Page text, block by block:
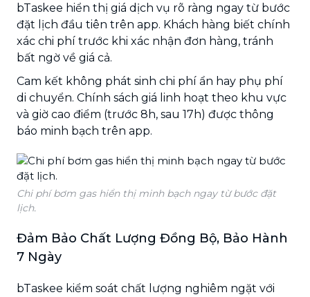
bTaskee hiển thị giá dịch vụ rõ ràng ngay từ bước
đặt lịch đầu tiên trên app. Khách hàng biết chính
xác chi phí trước khi xác nhận đơn hàng, tránh
bất ngờ về giá cả.
Cam kết không phát sinh chi phí ẩn hay phụ phí
di chuyển. Chính sách giá linh hoạt theo khu vực
và giờ cao điểm (trước 8h, sau 17h) được thông
báo minh bạch trên app.
Chi phí bơm gas hiển thị minh bạch ngay từ bước đặt
lịch.
Đảm Bảo Chất Lượng Đồng Bộ, Bảo Hành
7 Ngày
bTaskee kiểm soát chất lượng nghiêm ngặt với